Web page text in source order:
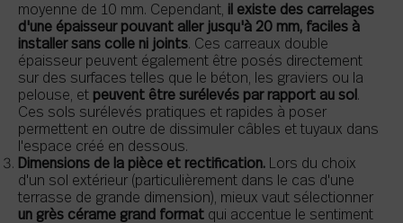
moyenne de 10 mm. Cependant, il existe des carrelages
d'une épaisseur pouvant aller jusqu'à 20 mm, faciles à
installer sans colle ni joints. Ces carreaux double
épaisseur peuvent également être posés directement
sur des surfaces telles que le béton, les graviers ou la
pelouse, et peuvent être surélevés par rapport au sol .
Ces sols surélevés pratiques et rapides à poser
permettent en outre de dissimuler câbles et tuyaux dans
l'espace créé en dessous.
Dimensions de la pièce et rectification. Lors du choix
d'un sol extérieur (particulièrement dans le cas d'une
terrasse de grande dimension), mieux vaut sélectionner
un grès cérame grand format qui accentue le sentiment